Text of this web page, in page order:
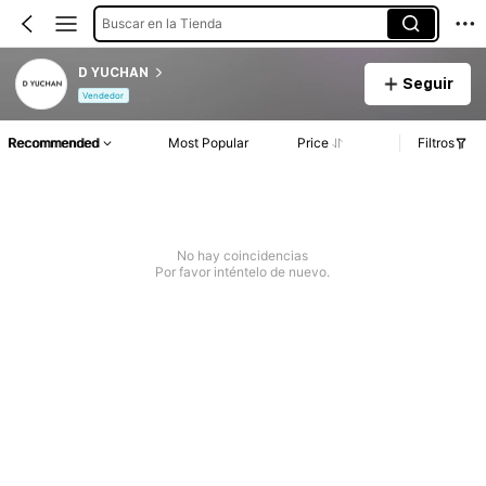
Buscar en la Tienda
D YUCHAN
Vendedor
Seguir
Recommended Most Popular Price Filtros
No hay coincidencias
Por favor inténtelo de nuevo.